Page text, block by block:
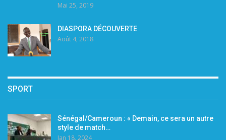
Mai 25, 2019
DIASPORA DÉCOUVERTE
Août 4, 2018
SPORT
Sénégal/Cameroun : « Demain, ce sera un autre
style de match…
Jan 18, 2024